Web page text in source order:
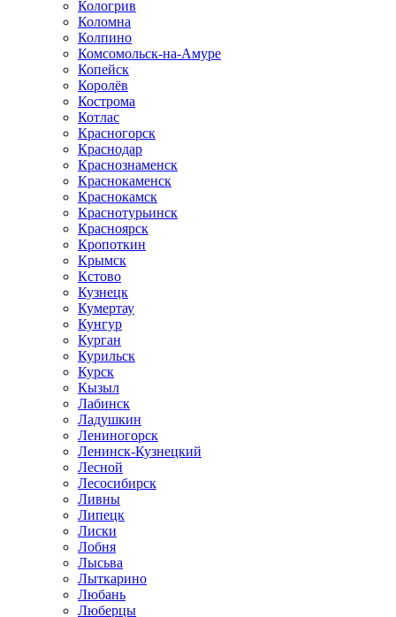
Кологрив
Коломна
Колпино
Комсомольск-на-Амуре
Копейск
Королёв
Кострома
Котлас
Красногорск
Краснодар
Краснознаменск
Краснокаменск
Краснокамск
Краснотурьинск
Красноярск
Кропоткин
Крымск
Кстово
Кузнецк
Кумертау
Кунгур
Курган
Курильск
Курск
Кызыл
Лабинск
Ладушкин
Лениногорск
Ленинск-Кузнецкий
Лесной
Лесосибирск
Ливны
Липецк
Лиски
Лобня
Лысьва
Лыткарино
Любань
Люберцы